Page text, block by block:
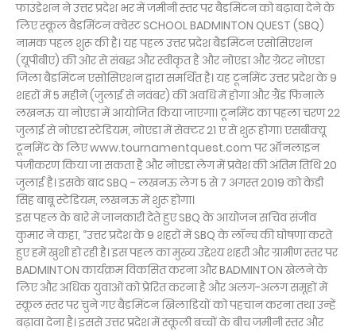
फाउंडेशन ने उत्तर प्रदेश भर में जमीनी स्तर पर बैडमिंटन को बढ़ावा देने के
लिए स्कूल बैडमिंटन क्वेस्ट SCHOOL BADMINTON QUEST (SBQ)
नामक पहल शुरू की है। यह पहल उत्तर प्रदेश बैडमिंटन एसोसिएशन
(यूपीबीए) की ओर से संबद्ध और स्वीकृत है और नोएडा और ग्रेटर नोएडा
जिला बैडमिंटन एसोसिएशन द्वारा समर्थित है। यह टूर्नामेंट उत्तर प्रदेश के 9
शहरों में 5 महीने (जुलाई से नवंबर) की अवधि में होगा और ग्रैंड फिनाले
लखनऊ या नोएडा में आयोजित किया जाएगा। टूर्नामेंट का पहला चरण 22
जुलाई से नोएडा स्टेडियम, नोएडा में सेक्टर 21 ए से शुरू होगा। एसबीक्यू
टूर्नामेंट के लिए www.tournamentquest.com पर ऑनलाइन
पंजीकरण किया जा सकता है और नोएडा लेग में प्रवेश की अंतिम तिथि 20
जुलाई है। इसके बाद SBQ - लखनऊ लेग 5 से 7 अगस्त 2019 को केडी
सिंह बाबू स्टेडियम, लखनऊ में शुरू होगा।
इस पहल के बारे में जानकारी देते हुए SBQ के आयोजन सचिव संजीव
कुमार ने कहा, “उत्तर प्रदेश के 9 शहरों में SBQ के लॉन्च की घोषणा करते
हुए हमें खुशी हो रही है। इस पहल का मुख्य उद्देश्य शहरी और ग्रामीण स्तर पर
BADMINTON कार्यक्रम विकसित करना और BADMINTON खेलने के
लिए और अधिक युवाओं को प्रेरित करना है और अलग-अलग समूहों में
स्कूल स्तर पर चुने गए बैडमिंटन खिलाडियों को पहचान करना तथा उन्हें
बढ़ावा देना है। इससे उत्तर प्रदेश में स्कूली बच्चों के बीच जमीनी स्तर और